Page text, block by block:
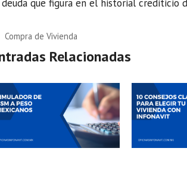
que figura en el historial crediticio
Categorías
Compra de Vivienda
Relacionadas